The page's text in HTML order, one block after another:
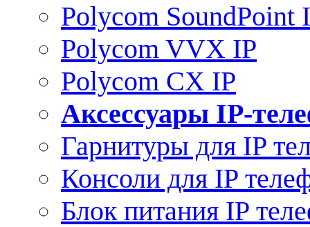
Polycom SoundPoint
Polycom VVX IP
Polycom CX IP
Аксессуары IP-
Гарнитуры для IP
Консоли для IP
Блок питания IP